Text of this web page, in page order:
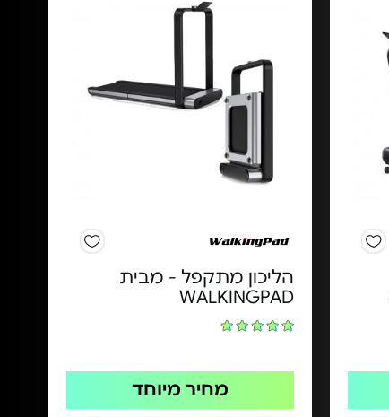
הליכון מתקפל - מבית
WALKINGPAD
מחיר מיוחד